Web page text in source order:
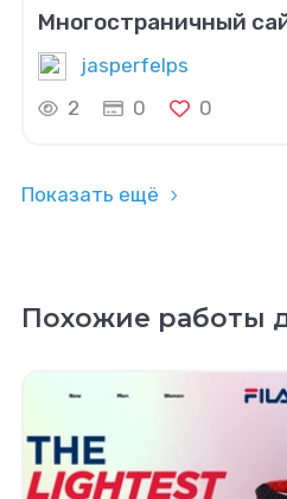
Многостраничный
jasperfelps
2
0 0
Показать ещё
Похожие работы